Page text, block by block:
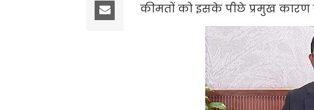
कीमतों को इसके पीछे प्रमुख कारण